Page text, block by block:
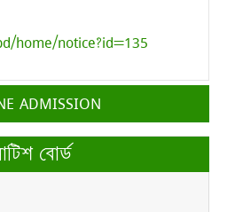
home/notice?id=135
ADMISSION
বোর্ড